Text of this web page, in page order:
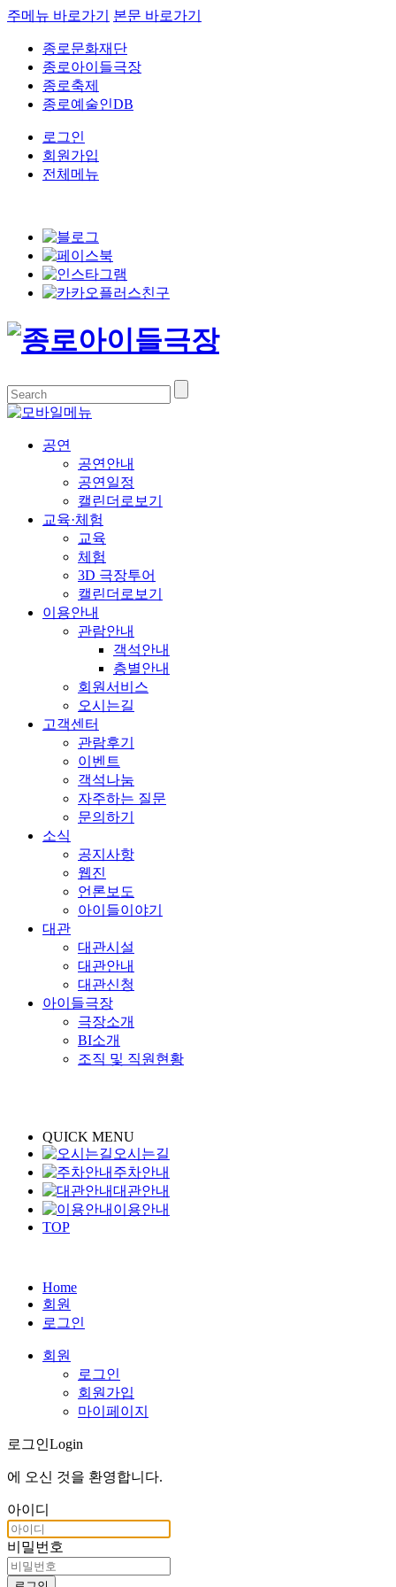
주메뉴 바로가기 본문 바로가기
종로문화재단
종로아이들극장
종로축제
종로예술인DB
로그인
회원가입
전체메뉴
공연
공연안내
공연일정
캘린더로보기
교육·체험
교육
체험
3D 극장투어
캘린더로보기
이용안내
관람안내
객석안내
층별안내
회원서비스
오시는길
고객센터
관람후기
이벤트
객석나눔
자주하는 질문
문의하기
소식
공지사항
웹진
언론보도
아이들이야기
대관
대관시설
대관안내
대관신청
아이들극장
극장소개
BI소개
조직 및 직원현황
QUICK MENU
오시는길
주차안내
대관안내
이용안내
TOP
Home
회원
로그인
회원
로그인
회원가입
마이페이지
로그인Login
에 오신 것을 환영합니다.
아이디
비밀번호